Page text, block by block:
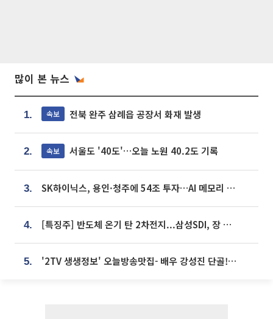
많이 본 뉴스
1. 속보 전북 완주 삼례읍 공장서 화재 발생
2. 속보 서울도 '40도'…오늘 노원 40.2도 기록
3. SK하이닉스, 용인·청주에 54조 투자…AI 메모리 생산기지 키운다
4. [특징주] 반도체 온기 탄 2차전지...삼성SDI, 장 초반 7% 넘게 껑충
5. '2TV 생생정보' 오늘방송맛집- 배우 강성진 단골! 쌀국수ㆍ푸팟퐁 커리 맛집 '블○○○'